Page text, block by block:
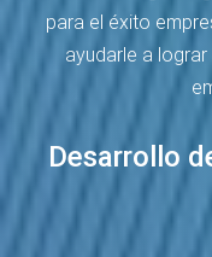
para el éxito
ayudarle a
Desarrollo